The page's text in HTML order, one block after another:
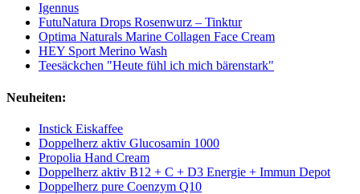
Igennus
FutuNatura Drops Rosenwurz – Tinktur
Optima Naturals Marine Collagen Face Cream
HEY Sport Merino Wash
Teesäckchen "Heute fühl ich mich bärenstark"
Neuheiten:
Instick Eiskaffee
Doppelherz aktiv Glucosamin 1000
Propolia Hand Cream
Doppelherz aktiv B12 + C + D3 Energie + Immun Depot
Doppelherz pure Coenzym Q10